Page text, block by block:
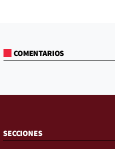
COMENTARIOS
SECCIONES